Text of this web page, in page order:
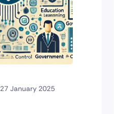
27 January 2025